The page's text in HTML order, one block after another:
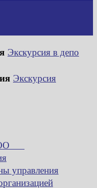
Экскурсия в депо
Экскурсия
управления